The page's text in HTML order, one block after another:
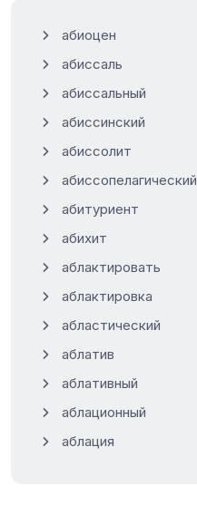
абиоцен
абиссаль
абиссальный
абиссинский
абиссолит
абиссопелагический
абитуриент
абихит
аблактировать
аблактировка
абластический
аблатив
аблативный
аблационный
аблация